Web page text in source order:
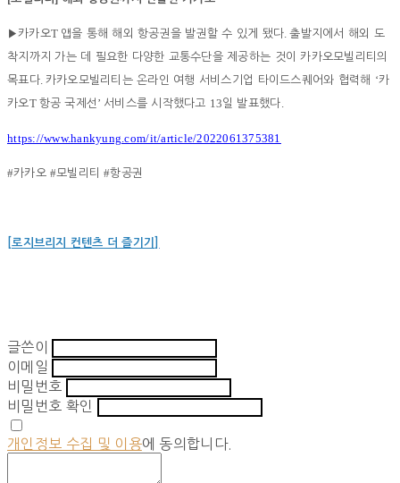
▶카카오T 앱을 통해 해외 항공권을 발권할 수 있게 됐다.출발지에서 해외 도
착지까지 가는 데 필요한 다양한 교통수단을 제공하는 것이 카카오모빌리티의
목표다. 카카오모빌리티는 온라인 여행 서비스기업 타이드스퀘어와 협력해 ‘카
카오T 항공 국제선 ’ 서비스를 시작했다고 13일 발표했다.
https://www.hankyung.com/it/article/2022061375381
#카카오#모빌리티#항공권
[로지브리지 컨텐츠 더 즐기기]
글쓴이
이메일
비밀번호
비밀번호 확인
개인정보 수집 및 이용에 동의합니다.